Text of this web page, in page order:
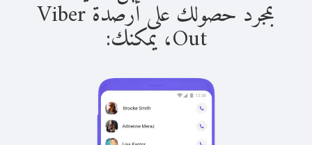
بمجرد حصولك على أرصدة Viber
Out، يمكنك: